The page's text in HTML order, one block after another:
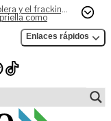
y el fracking,
como
Enlaces rápidos